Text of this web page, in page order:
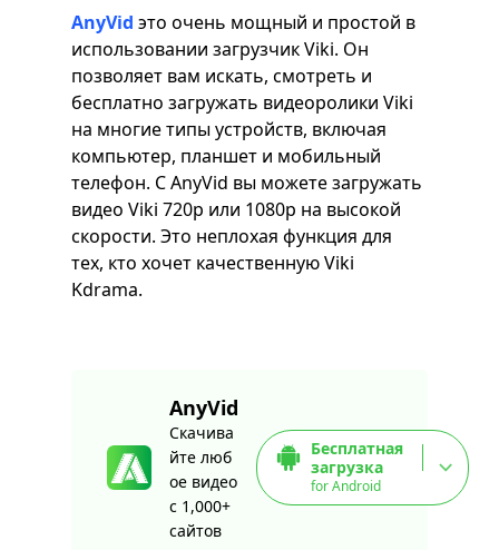
AnyVid это очень мощный и простой в
использовании загрузчик Viki. Он
позволяет вам искать, смотреть и
бесплатно загружать видеоролики Viki
на многие типы устройств, включая
компьютер, планшет и мобильный
телефон. С AnyVid вы можете загружать
видео Viki 720p или 1080p на высокой
скорости. Это неплохая функция для
тех, кто хочет качественную Viki
Kdrama.
AnyVid
Скачива
йте люб
ое видео
с 1,000+
сайтов
Бесплатная
загрузка
for Android